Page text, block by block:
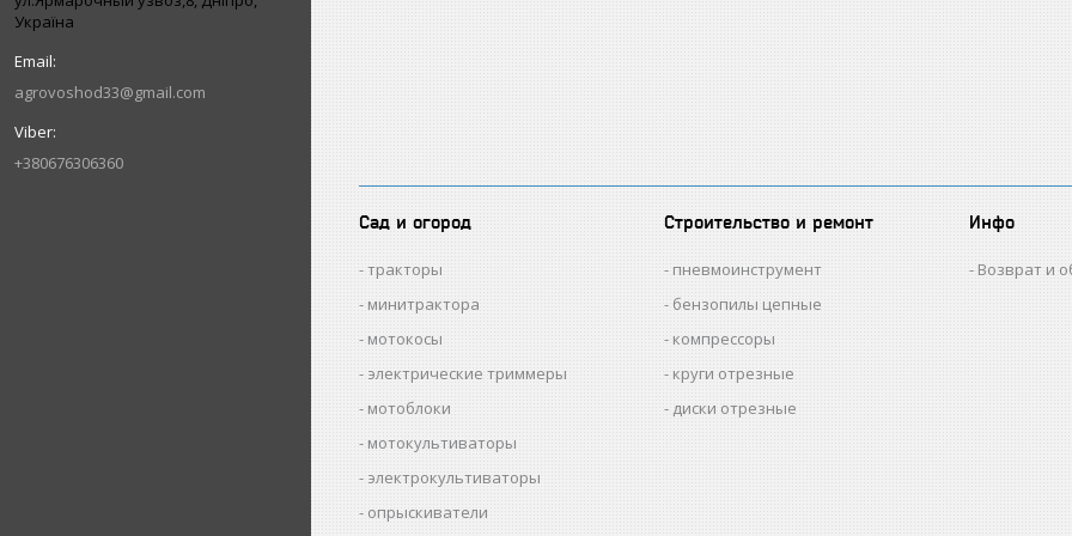
Україна
agrovoshod33@gmail.com
+380676306360
Сад и огород
тракторы
минитрактора
мотокосы
электрические триммеры
мотоблоки
мотокультиваторы
электрокультиваторы
опрыскиватели
Строительство и ремонт
пневмоинструмент
бензопилы цепные
компрессоры
круги отрезные
диски отрезные
Инфо
Возврат и